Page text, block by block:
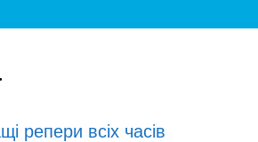
репери всіх часів